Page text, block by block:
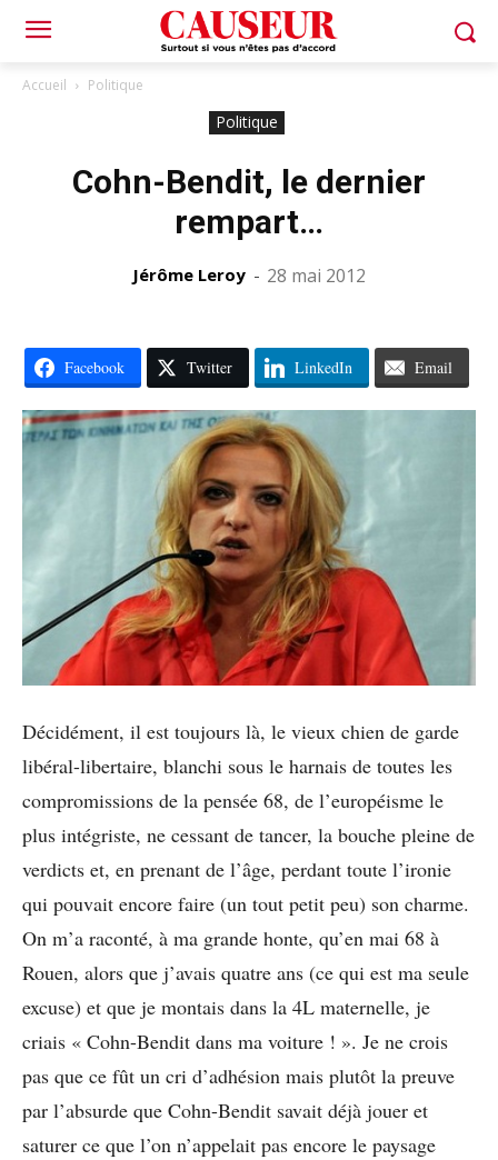
Accueil Politique
Politique
Cohn-Bendit, le dernier
rempart…
Jérôme Leroy - 28 mai 2012
Facebook Twitter LinkedIn Email
Décidément, il est toujours là, le vieux chien de garde
libéral-libertaire, blanchi sous le harnais de toutes les
compromissions de la pensée 68, de l’européisme le
plus intégriste, ne cessant de tancer, la bouche pleine de
verdicts et, en prenant de l’âge, perdant toute l’ironie
qui pouvait encore faire (un tout petit peu) son charme.
On m’a raconté, à ma grande honte, qu’en mai 68 à
Rouen, alors que j’avais quatre ans (ce qui est ma seule
excuse) et que je montais dans la 4L maternelle, je
criais « Cohn-Bendit dans ma voiture ! ». Je ne crois
pas que ce fût un cri d’adhésion mais plutôt la preuve
par l’absurde que Cohn-Bendit savait déjà jouer et
saturer ce que l’on n’appelait pas encore le paysage